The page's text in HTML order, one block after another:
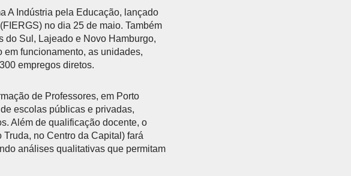
A Indústria pela Educação, lançado
no dia 25 de maio. Também
do Sul, Lajeado e Novo Hamburgo,
funcionamento, as unidades,
empregos diretos.
de Professores, em Porto
escolas públicas e privadas,
Além de qualificação docente, o
no Centro da Capital) fará
análises qualitativas que permitam